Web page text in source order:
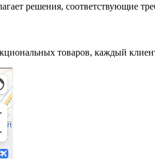
решения, соответствующие
товаров, каждый